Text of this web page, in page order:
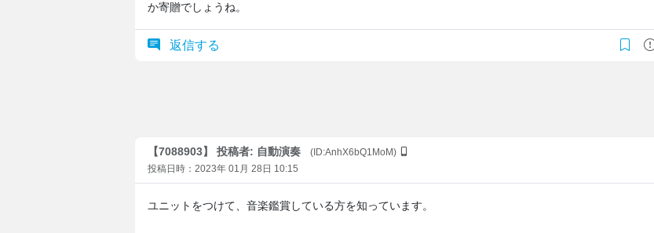
か寄贈でしょうね。
返信する
【7088903】 投稿者: 自動演奏
(ID:AnhX6bQ1MoM)
投稿日時：2023年 01月 28日 10:15
ユニットをつけて、音楽鑑賞している方を知っています。